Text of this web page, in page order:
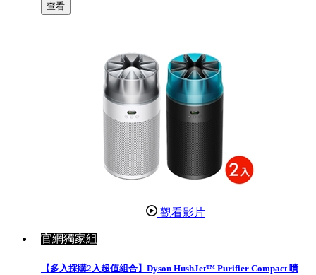
查看
觀看影片
官網獨家組
【多入採購2入超值組合】Dyson HushJet™ Purifier Compact 噴